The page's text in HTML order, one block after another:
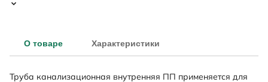
О товаре Характеристики
Труба канализационная внутренняя ПП применяется для